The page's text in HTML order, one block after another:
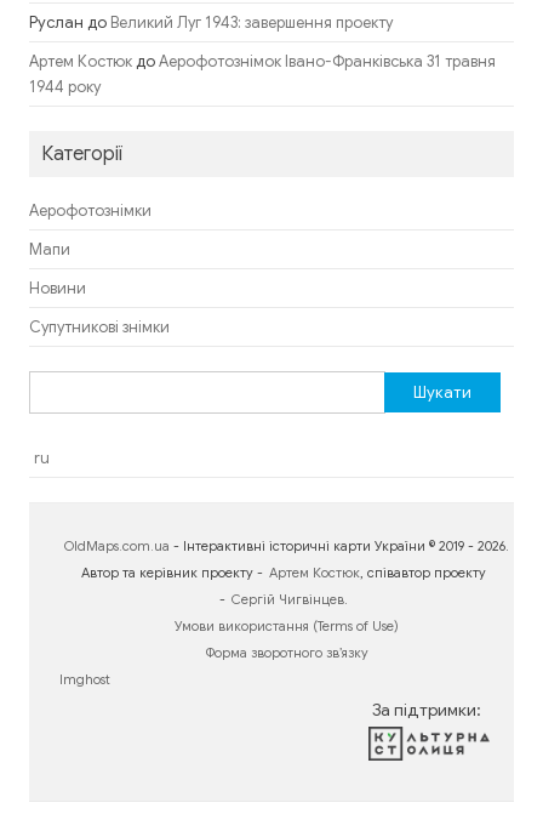
Руслан до Великий Луг 1943: завершення проекту
Артем КостюкдоАерофотознімок Івано-Франківська 31 травня
1944 року
Категорії
Аерофотознімки
Мапи
Новини
Супутникові знімки
ru
OldMaps.com.ua - Інтерактивні історичні карти України © 2019 - 2026.
Автор та керівник проекту - Артем Костюк , співавтор проекту
- Сергій Чигвінцев
Умови використання (Terms of Use)
Форма зворотного зв’язку
Imghost
За підтримки: